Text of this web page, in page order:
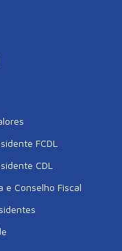
FCDL
CDL
e Conselho Fiscal